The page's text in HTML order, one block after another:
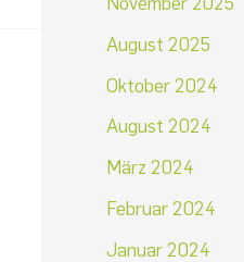
August 2025
Oktober 2024
August 2024
März 2024
Februar 2024
Januar 2024